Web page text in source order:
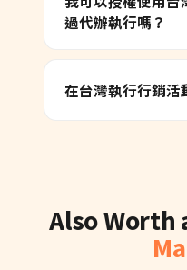
過代辦執行嗎？
在台灣執行行銷活
Also Worth